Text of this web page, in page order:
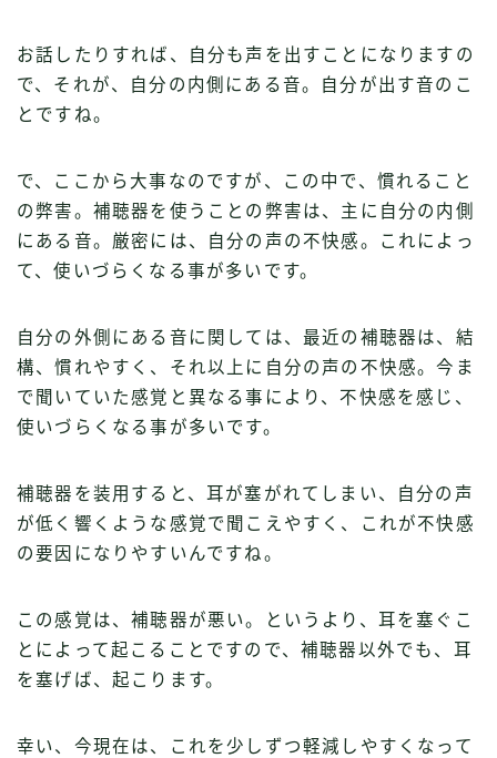
お話したりすれば、自分も声を出すことになりますの
で、それが、自分の内側にある音。自分が出す音のこ
とですね。
で、ここから大事なのですが、
この中で、慣れること
の弊害。補聴器を使うことの弊害は、主に自分の内側
にある音。厳密には、自分の声の不快感。これによっ
て、使いづらくなる事が多いです。
自分の外側にある音に関しては、最近の補聴器は、結
構、慣れやすく、それ以上に自分の声の不快感。今ま
で聞いていた感覚と異なる事により、不快感を感じ、
使いづらくなる事が多いです。
補聴器を装用すると、耳が塞がれてしまい、自分の声
が低く響くような感覚で聞こえやすく、これが不快感
の要因になりやすいんですね。
この感覚は、補聴器が悪い。というより、耳を塞ぐこ
とによって起こることですので、補聴器以外でも、耳
を塞げば、起こります。
幸い、 今現在は、これを少しずつ軽減しやすくなって